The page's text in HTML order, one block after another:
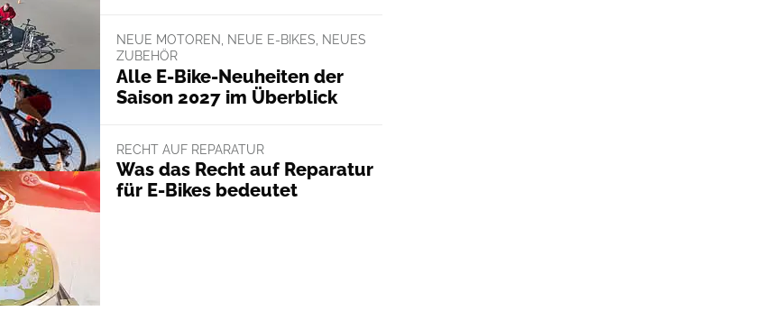
NEUE MOTOREN, NEUE E-BIKES, NEUES
ZUBEHÖR
Alle E-Bike-Neuheiten der
Saison 2027 im Überblick
RECHT AUF REPARATUR
Was das Recht auf Reparatur
für E-Bikes bedeutet